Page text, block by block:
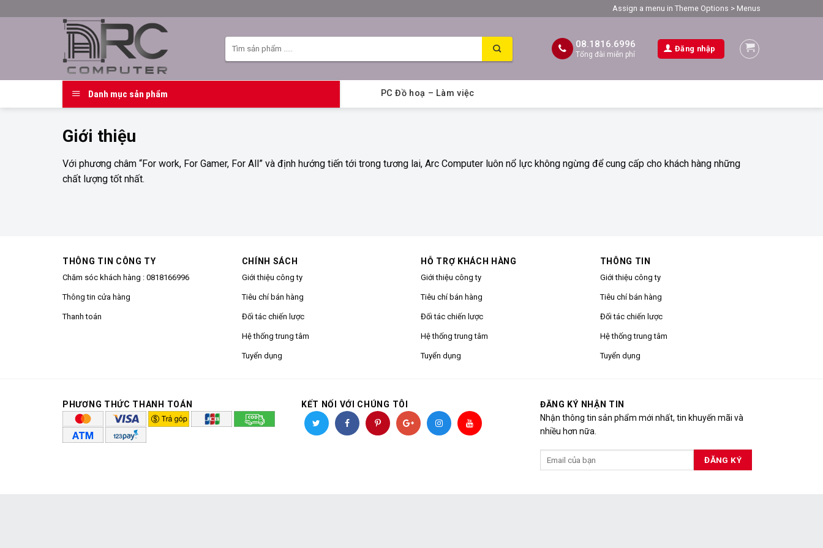
Assign a menu in Theme Options > Menus
kiếm:
08.1816.6996
Tổng đài miễn phí
Đăng nhập
Danh mục sản phẩm PC Đồ hoạ – Làm việc
Giới thiệu
Với phương châm “For work, For Gamer, For All” và định hướng tiến tới trong tương lai, Arc Computer luôn nổ lực không ngừng để cung cấp cho khách hàng những
chất lượng tốt nhất.
THÔNG TIN CÔNG TY
Chăm sóc khách hàng : 0818166996
Thông tin cửa hàng
Thanh toán
CHÍNH SÁCH
Giới thiệu công ty
Tiêu chí bán hàng
Đối tác chiến lược
Hệ thống trung tâm
Tuyển dụng
HỖ TRỢ KHÁCH HÀNG
Giới thiệu công ty
Tiêu chí bán hàng
Đối tác chiến lược
Hệ thống trung tâm
Tuyển dụng
THÔNG TIN
Giới thiệu công ty
Tiêu chí bán hàng
Đối tác chiến lược
Hệ thống trung tâm
Tuyển dụng
PHƯƠNG THỨC THANH TOÁN KẾT NỐI VỚI CHÚNG TÔI
ĐĂNG KÝ NHẬN TIN
Nhận thông tin sản phẩm mới nhất, tin khuyến mãi và
nhiều hơn nữa.